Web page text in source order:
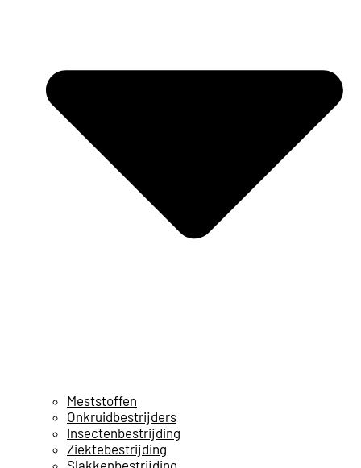
Meststoffen
Onkruidbestrijders
Insectenbestrijding
Ziektebestrijding
Slakkenbestrijding